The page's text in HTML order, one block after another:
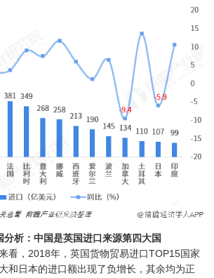
析：中国是英国进口来源第四大国
，2018年，英国货物贸易进口TOP15国家
和日本的进口额出现了负增长，其余均为正